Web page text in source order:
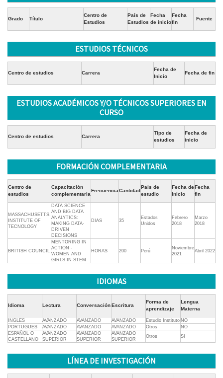
Grado Título
Centro de
Estudios
País de
Estudios
Fecha
de inicio
Fecha
fin
Fuente
ESTUDIOS TÉCNICOS
Centro de estudios Carrera
Fecha de
Inicio
Fecha de fin
ESTUDIOS ACADÉMICOS Y/O TÉCNICOS SUPERIORES EN
CURSO
Centro de estudios Carrera
Tipo de
estudios
Fecha de
inicio
FORMACIÓN COMPLEMENTARIA
Centro de
estudios
Capacitación
complementaria
FrecuenciaCantidad
País de
estudio
Fecha de
inicio
Fecha
fin
MASSACHUSETTS.
INSTITUTE OF
TECNOLOGY
DATA SCIENCE
AND BIG DATA
ANALYTICS:
MAKING DATA-
DRIVEN
DECISIONS
DIAS 35
Estados
Unidos
Febrero
2018
Marzo
2018
BRITISH COUNCIL
MENTORING IN
ACTION -
WOMEN AND
GIRLS IN STEM
HORAS 200 Perú
Noviembre
2021
Abril 2022
IDIOMAS
Idioma Lectura ConversaciónEscritura
Forma de
aprendizaje
Lengua
Materna
INGLES AVANZADO AVANZADO AVANZADO Estudio Instituto NO
PORTUGUES
AVANZADO AVANZADO AVANZADO Otros
NO
ESPAÑOL O
CASTELLANO
AVANZADO
SUPERIOR
AVANZADO
SUPERIOR
AVANZADO
SUPERIOR
Otros SI
LÍNEA DE INVESTIGACIÓN